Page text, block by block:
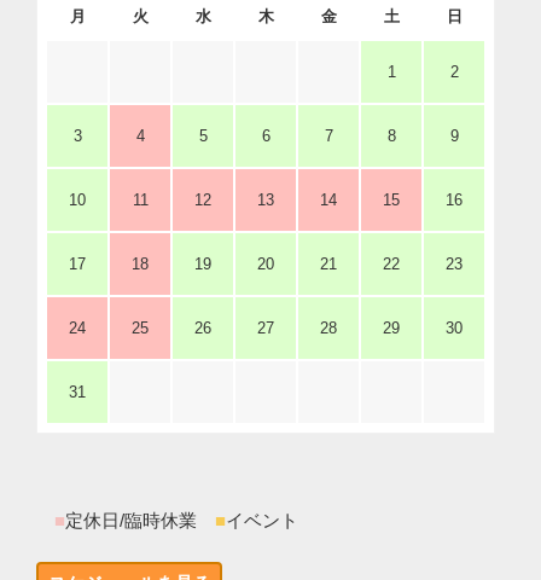
月 火 水 木 金 土 日
1 2
3 4 5 6 7 8 9
10 11 12 13 14 15 16
17 18 19 20 21 22 23
24 25 26 27 28 29 30
31
■定休日/臨時休業 ■イベント